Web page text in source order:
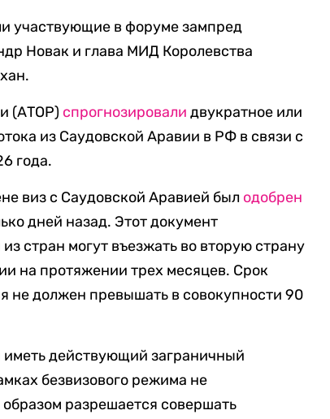
участвующие в форуме зампред
Новак и глава МИД Королевства
(АТОР) спрогнозировали двукратное или
из Саудовской Аравии в РФ в связи с
года.
виз с Саудовской Аравией был одобрен
дней назад. Этот документ
стран могут въезжать во вторую страну
на протяжении трех месяцев. Срок
не должен превышать в совокупности 90
действующий заграничный
безвизового режима не
разрешается совершать